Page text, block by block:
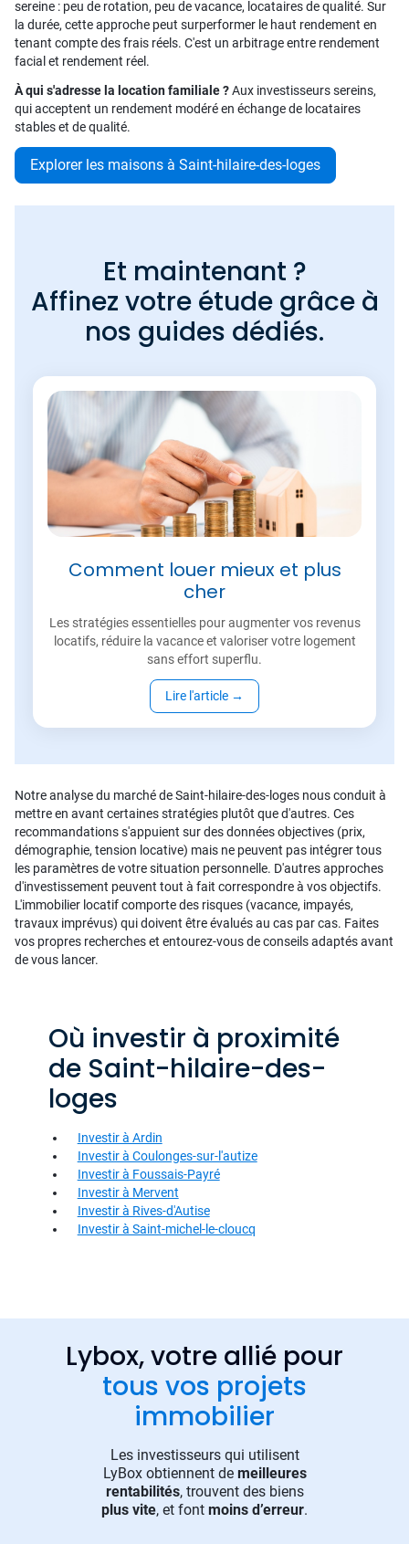
sereine : peu de rotation, peu de vacance, locataires de qualité. Sur
la durée, cette approche peut surperformer le haut rendement en
tenant compte des frais réels. C'est un arbitrage entre rendement
facial et rendement réel.
À qui s'adresse la location familiale ?Aux investisseurs sereins,
qui acceptent un rendement modéré en échange de locataires
stables et de qualité.
Explorer les maisons à Saint-hilaire-des-loges
Et maintenant ?
Affinez votre étude grâce à
nos guides dédiés.
Comment louer mieux et plus
cher
Les stratégies essentielles pour augmenter vos revenus
locatifs, réduire la vacance et valoriser votre logement
sans effort superflu.
Lire l'article →
Notre analyse du marché de Saint-hilaire-des-loges nous conduit à
mettre en avant certaines stratégies plutôt que d'autres. Ces
recommandations s'appuient sur des données objectives (prix,
démographie, tension locative) mais ne peuvent pas intégrer tous
les paramètres de votre situation personnelle. D'autres approches
d'investissement peuvent tout à fait correspondre à vos objectifs.
L'immobilier locatif comporte des risques (vacance, impayés,
travaux imprévus) qui doivent être évalués au cas par cas. Faites
vos propres recherches et entourez-vous de conseils adaptés avant
de vous lancer.
Où investir à proximité
de Saint-hilaire-des-
loges
Investir à Ardin
Investir à Coulonges-sur-l'autize
Investir à Foussais-Payré
Investir à Mervent
Investir à Rives-d'Autise
Investir à Saint-michel-le-cloucq
Lybox, votre allié pour
tous vos projets
immobilier
Les investisseurs qui utilisent
LyBox obtiennent de meilleures
rentabilités, trouvent des biens
plus vite, et font moins d’erreur.